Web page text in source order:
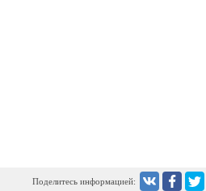
Поделитесь информацией: